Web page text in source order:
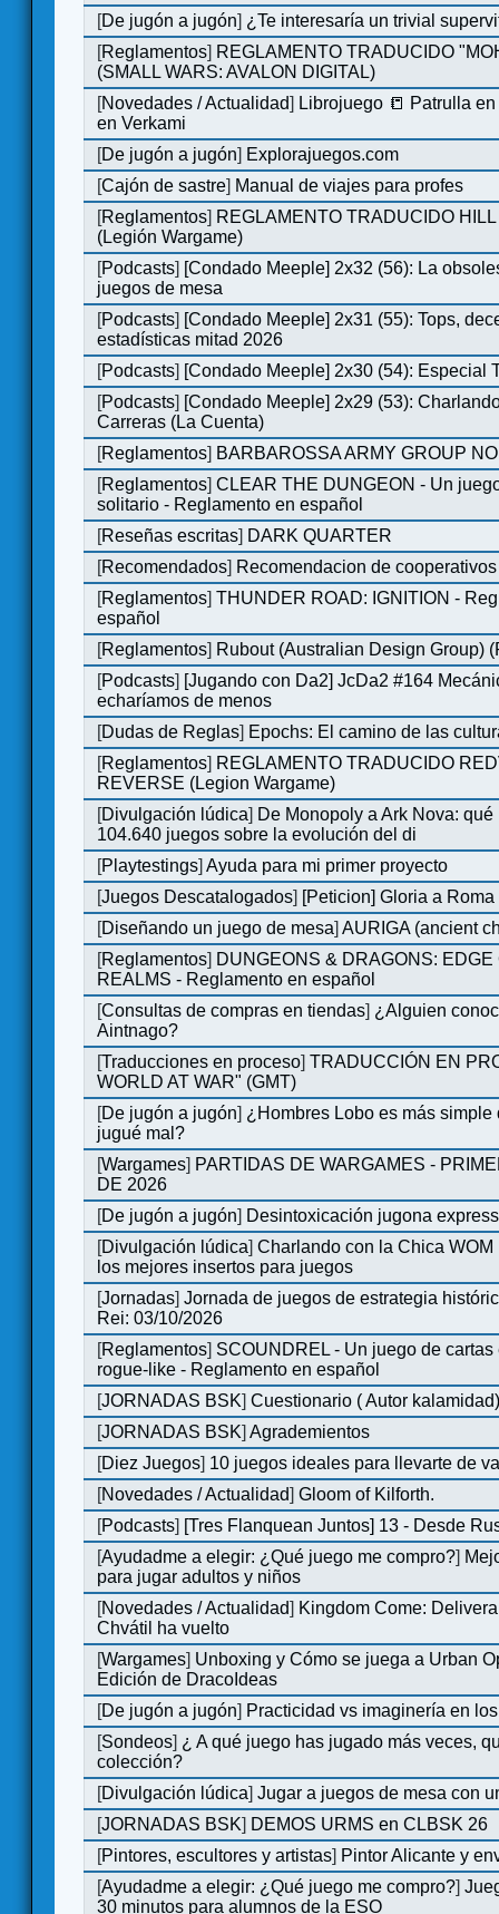
[De jugón a jugón] ¿Te interesaría un trivial
[Reglamentos] REGLAMENTO TRADUCIDO
(SMALL WARS: AVALON DIGITAL)
[Novedades / Actualidad] Librojuego 📒 Patrulla
en Verkami
[De jugón a jugón] Explorajuegos.com
[Cajón de sastre] Manual de viajes para profes
[Reglamentos] REGLAMENTO TRADUCIDO
(Legión Wargame)
[Podcasts] [Condado Meeple] 2x32 (56): La
juegos de mesa
[Podcasts] [Condado Meeple] 2x31 (55): Tops,
estadísticas mitad 2026
[Podcasts] [Condado Meeple] 2x30 (54): Especial
[Podcasts] [Condado Meeple] 2x29 (53):
Carreras (La Cuenta)
[Reglamentos] BARBAROSSA ARMY GROUP
[Reglamentos]CLEAR THE DUNGEON - Un
solitario - Reglamento en español
[Reseñas escritas] DARK QUARTER
[Recomendados] Recomendacion de
[Reglamentos]THUNDER ROAD: IGNITION -
español
[Reglamentos] Rubout (Australian Design Group)
[Podcasts] [Jugando con Da2] JcDa2 #164
echaríamos de menos
[Dudas de Reglas] Epochs: El camino de las
[Reglamentos] REGLAMENTO TRADUCIDO
REVERSE (Legion Wargame)
[Divulgación lúdica] De Monopoly a Ark Nova:
104.640 juegos sobre la evolución del di
[Playtestings]Ayuda para mi primer proyecto
[Juegos Descatalogados] [Peticion] Gloria a Roma
[Diseñando un juego de mesa]AURIGA (ancient
[Reglamentos] DUNGEONS & DRAGONS: EDGE
REALMS - Reglamento en español
[Consultas de compras en tiendas] ¿Alguien
Aintnago?
[Traducciones en proceso]TRADUCCIÓN EN
WORLD AT WAR" (GMT)
[De jugón a jugón] ¿Hombres Lobo es más simple
jugué mal?
[Wargames] PARTIDAS DE WARGAMES -
DE 2026
[De jugón a jugón] Desintoxicación jugona express
[Divulgación lúdica]Charlando con la Chica WOM
los mejores insertos para juegos
[Jornadas]Jornada de juegos de estrategia
Rei: 03/10/2026
[Reglamentos] SCOUNDREL - Un juego de cartas
rogue-like - Reglamento en español
[JORNADAS BSK]Cuestionario ( Autor
[JORNADAS BSK]Agrademientos
[Diez Juegos] 10 juegos ideales para llevarte de
[Novedades / Actualidad]Gloom of Kilforth.
[Podcasts] [Tres Flanquean Juntos] 13 - Desde
[Ayudadme a elegir: ¿Qué juego me compro?]
para jugar adultos y niños
[Novedades / Actualidad] Kingdom Come:
Chvátil ha vuelto
[Wargames] Unboxing y Cómo se juega a Urban
Edición de DracoIdeas
[De jugón a jugón] Practicidad vs imaginería en
[Sondeos] ¿ A qué juego has jugado más veces,
colección?
[Divulgación lúdica]Jugar a juegos de mesa con
[JORNADAS BSK] DEMOS URMS en CLBSK 26
[Pintores, escultores y artistas] Pintor Alicante y
[Ayudadme a elegir: ¿Qué juego me compro?]
30 minutos para alumnos de la ESO